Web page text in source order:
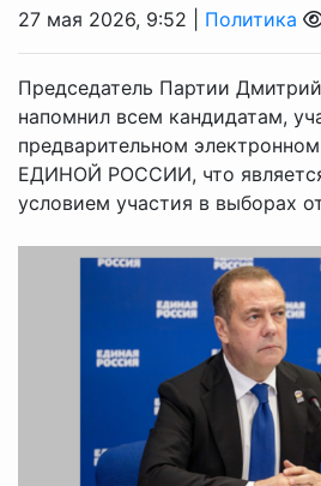
27 мая 2026, 9:52 | Политика
Председатель Партии
напомнил всем кандидатам,
предварительном
ЕДИНОЙ РОССИИ, что
условием участия в выборах